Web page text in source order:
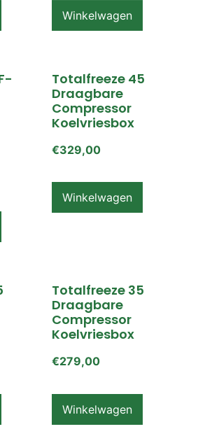
Winkelwagen
Totalfreeze 45
Draagbare
Compressor
Koelvriesbox
€329,00
Winkelwagen
Totalfreeze 35
Draagbare
Compressor
Koelvriesbox
€279,00
Winkelwagen